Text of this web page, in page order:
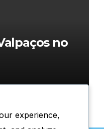
no
experience,